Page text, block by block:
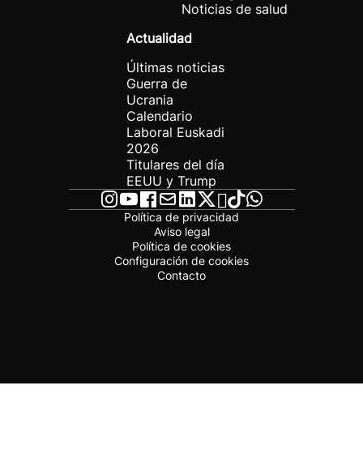
Noticias de salud
Actualidad
Últimas noticias
Guerra de
Ucrania
Calendario
Laboral Euskadi
2026
Titulares del día
EEUU y Trump
Política de privacidad
Aviso legal
Política de cookies
Configuración de cookies
Contacto